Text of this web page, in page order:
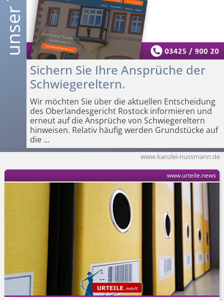
Sichern Sie Ihre Ansprüche der
Schwiegereltern.
Wir möchten Sie über die aktuellen Entscheidung
des Oberlandesgericht Rostock informieren und
erneut auf die Ansprüche von Schwiegereltern
hinweisen. Relativ häufig werden Grundstücke auf
die...
www.kanzlei-nussmann.de
www.urteile.news